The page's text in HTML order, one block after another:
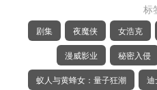
标
剧集 夜魔侠 女浩克
漫威影业 秘密入侵
蚁人与黄蜂女：量子狂潮 迪